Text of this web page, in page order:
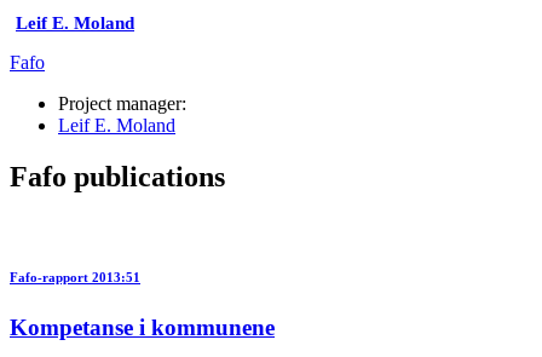
Leif E. Moland
Fafo
Project manager:
Leif E. Moland
Fafo publications
Fafo-rapport 2013:51
Kompetanse i kommunene